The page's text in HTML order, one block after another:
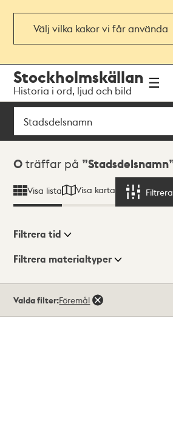
Välj vilka kakor vi får använda
navigationen
huvudinnehållet
Stockholmskällan
Historia i ord, ljud och bild
Sök
Sökresultat
0 träffar på Stadsdelsnamn
Visa lista Visa karta Filtrera
Visningsläge
Filtrera tid
Filtrera materialtyper
träffar
Valda filter:Föremål